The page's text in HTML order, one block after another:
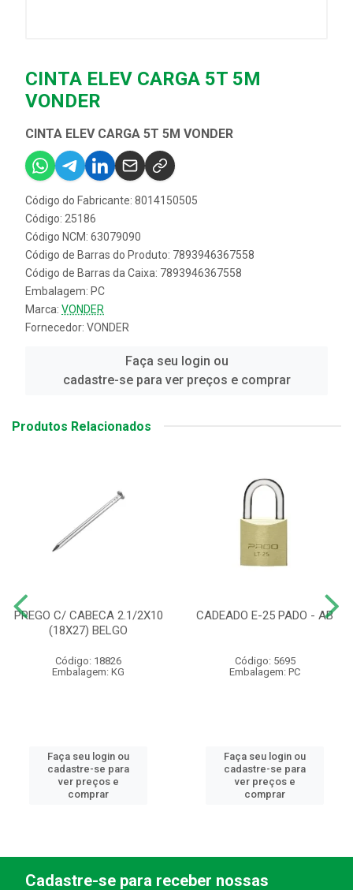
CINTA ELEV CARGA 5T 5M
VONDER
CINTA ELEV CARGA 5T 5M VONDER
Código do Fabricante: 8014150505
Código: 25186
Código NCM: 63079090
Código de Barras do Produto: 7893946367558
Código de Barras da Caixa: 7893946367558
Embalagem: PC
Marca: VONDER
Fornecedor: VONDER
Faça seu login ou
cadastre-se para ver preços e comprar
Produtos Relacionados
PREGO C/ CABECA 2.1/2X10
(18X27) BELGO
Código: 18826
Embalagem: KG
Faça seu login ou
cadastre-se para
ver preços e
comprar
CADEADO E-25 PADO - AB
Código: 5695
Embalagem: PC
Faça seu login ou
cadastre-se para
ver preços e
comprar
Cadastre-se para receber nossas